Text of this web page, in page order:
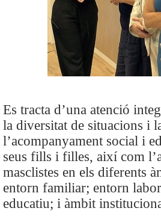
Es tracta d’una atenció
la diversitat de situacions i
l’acompanyament social i
seus fills i filles, així com
masclistes en els diferents
entorn familiar; entorn
educatiu; i àmbit